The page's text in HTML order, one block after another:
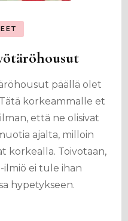
päällä olet
korkeammalle et
että ne olisivat
ajalta, milloin
korkealla. Toivotaan,
ilmiö ei tule ihan
hypetykseen.